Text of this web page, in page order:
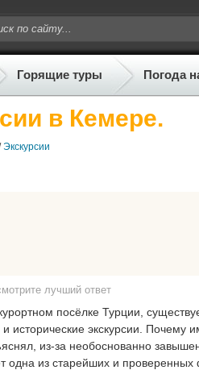
Горящие туры Погода
в Кемере.
Экскурсии
лучший ответ
посёлке Турции,
исторические экскурсии. Почему
из-за необоснованно
одна из старейших и